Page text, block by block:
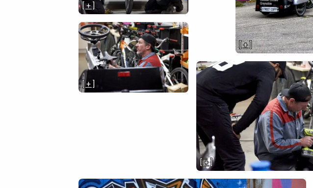
[ + ]
[ + ]
[ + ]
[ + ]